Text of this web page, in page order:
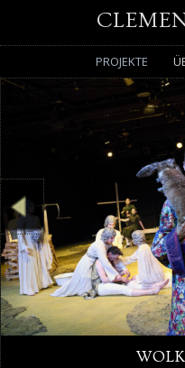
PROJEKTE